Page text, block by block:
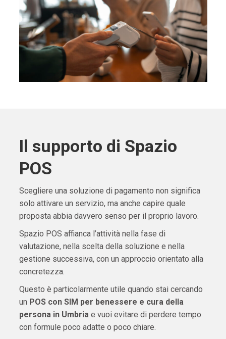
Il supporto di Spazio
POS
Scegliere una soluzione di pagamento non significa
solo attivare un servizio, ma anche capire quale
proposta abbia davvero senso per il proprio lavoro.
Spazio POS affianca l’attività nella fase di
valutazione, nella scelta della soluzione e nella
gestione successiva, con un approccio orientato alla
concretezza.
Questo è particolarmente utile quando stai cercando
un POS con SIM per benessere e cura della
persona in Umbriae vuoi evitare di perdere tempo
con formule poco adatte o poco chiare.